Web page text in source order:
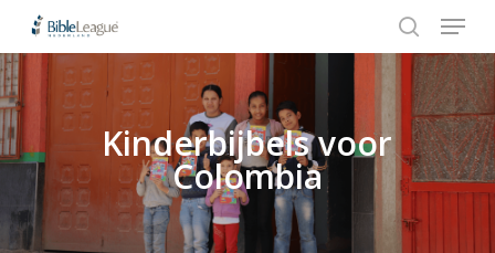
main
content
Hit enter to search or ESC to close
search
Menu
Kinderbijbels voor
Colombia
Close
Menu